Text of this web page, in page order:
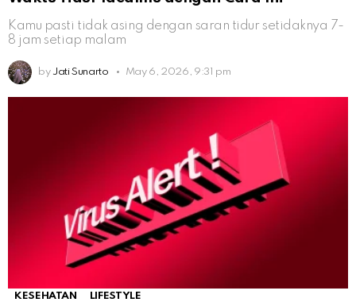
Kamu pasti tidak asing dengan saran tidur setidaknya 7-
8 jam setiap malam
by Jati Sunarto May 6, 2026, 9:31 pm
KESEHATAN LIFESTYLE